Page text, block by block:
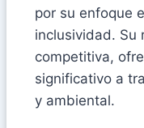
por su enfoque
inclusividad. Su
competitiva,
significativo a
y ambiental.